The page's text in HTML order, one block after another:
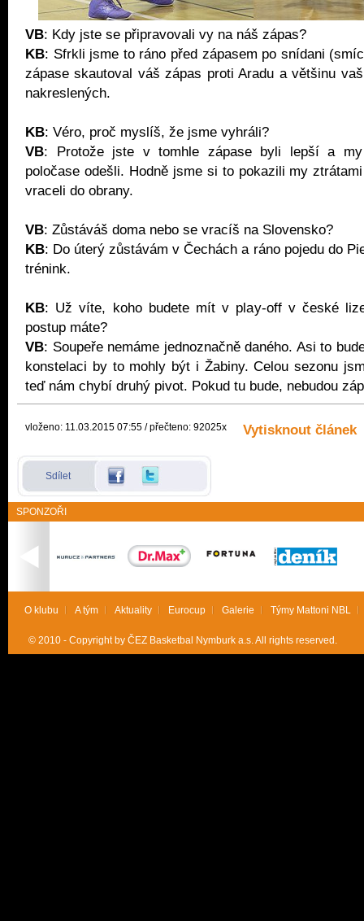
VB: Kdy jste se připravovali vy na náš zápas?
KB: Sfrkli jsme to ráno před zápasem po snídani
zápase skautoval váš zápas proti Aradu a většinu
nakreslených.
KB: Véro, proč myslíš, že jsme vyhráli?
VB: Protože jste v tomhle zápase byli lepší a
poločase odešli. Hodně jsme si to pokazili my
vraceli do obrany.
VB: Zůstáváš doma nebo se vracíš na Slovensko?
KB: Do úterý zůstávám v Čechách a ráno pojedu do
trénink.
KB: Už víte, koho budete mít v play-off v české
postup máte?
VB: Soupeře nemáme jednoznačně daného. Asi to
konstelaci by to mohly být i Žabiny. Celou sezonu
teď nám chybí druhý pivot. Pokud tu bude, nebudou
vloženo: 11.03.2015 07:55 / přečteno: 92025x Vytisknout článek
Sdílet
SPONZOŘI
O klubu A tým Aktuality Eurocup Galerie Týmy Mattoni NBL
© 2010 - Copyright by ČEZ Basketbal Nymburk a.s. All rights reserved.